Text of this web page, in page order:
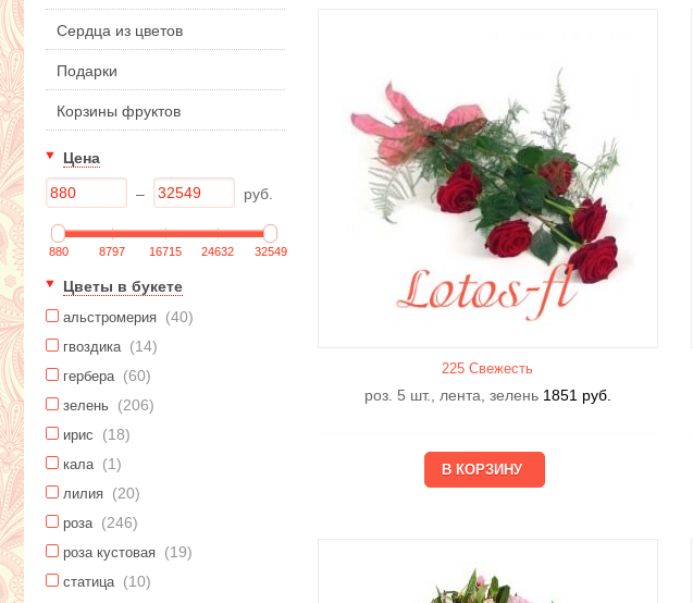
Сердца из цветов
Подарки
Корзины фруктов
Цена
– руб.
880 8797 16715 24632 32549
Цветы в букете
альстромерия (40)
гвоздика (14)
гербера (60)
зелень (206)
ирис (18)
кала (1)
лилия (20)
роза (246)
роза кустовая (19)
статица (10)
225 Свежесть
роз. 5 шт., лента, зелень 1851 руб.